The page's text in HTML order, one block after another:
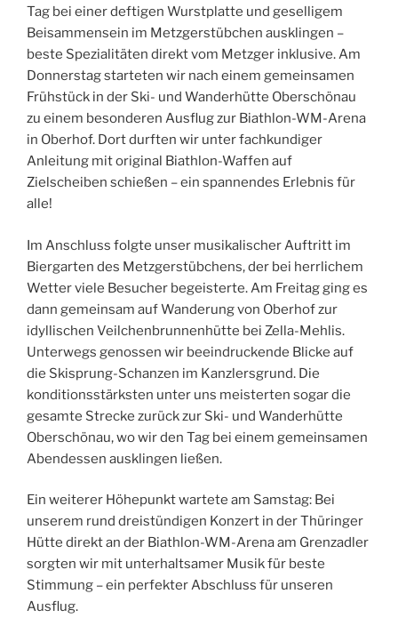
Tag bei einer deftigen Wurstplatte und geselligem
Beisammensein im Metzgerstübchen ausklingen –
beste Spezialitäten direkt vom Metzger inklusive. Am
Donnerstag starteten wir nach einem gemeinsamen
Frühstück in der Ski- und Wanderhütte Oberschönau
zu einem besonderen Ausflug zur Biathlon-WM-Arena
in Oberhof. Dort durften wir unter fachkundiger
Anleitung mit original Biathlon-Waffen auf
Zielscheiben schießen – ein spannendes Erlebnis für
alle!
Im Anschluss folgte unser musikalischer Auftritt im
Biergarten des Metzgerstübchens, der bei herrlichem
Wetter viele Besucher begeisterte. Am Freitag ging es
dann gemeinsam auf Wanderung von Oberhof zur
idyllischen Veilchenbrunnenhütte bei Zella-Mehlis.
Unterwegs genossen wir beeindruckende Blicke auf
die Skisprung-Schanzen im Kanzlersgrund. Die
konditionsstärksten unter uns meisterten sogar die
gesamte Strecke zurück zur Ski- und Wanderhütte
Oberschönau, wo wir den Tag bei einem gemeinsamen
Abendessen ausklingen ließen.
Ein weiterer Höhepunkt wartete am Samstag: Bei
unserem rund dreistündigen Konzert in der Thüringer
Hütte direkt an der Biathlon-WM-Arena am Grenzadler
sorgten wir mit unterhaltsamer Musik für beste
Stimmung – ein perfekter Abschluss für unseren
Ausflug.